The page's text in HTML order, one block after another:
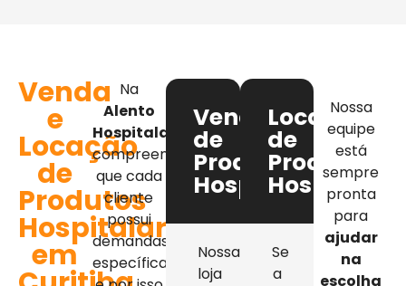
Venda
e
Locação
de
Produtos
Hospitalares
em
Na
Alento
Hospitalar
compreendemos
que cada
cliente
possui
demandas
específicas,
Venda
de
Produtos
Hospitalares
Nossa
loja
Locação
de
Produtos
Se
a
Nossa
equipe
está
sempre
pronta
para
ajudar
na
escolha